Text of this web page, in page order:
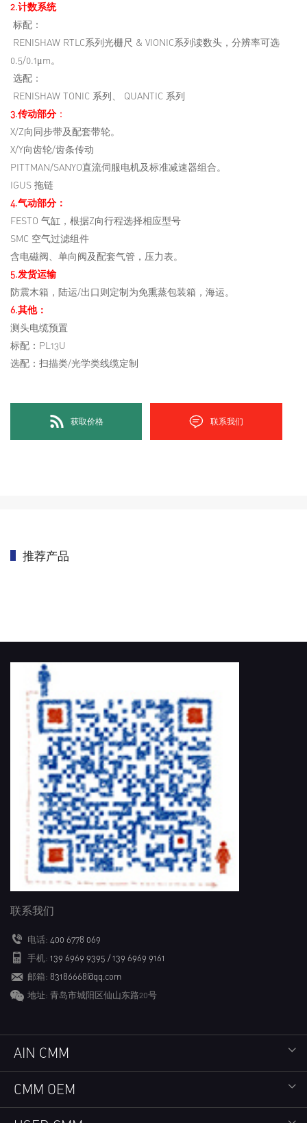
2.计数系统
标配：
RENISHAW RTLC系列光栅尺 & VIONIC系列读数头，分辨率可选
0.5/0.1μm。
选配：
RENISHAW TONIC 系列、 QUANTIC 系列
3.传动部分 ：
X/Z向同步带及配套带轮。
X/Y向齿轮/齿条传动
PITTMAN/SANYO直流伺服电机及标准减速器组合。
IGUS 拖链
4.气动部分：
FESTO 气缸，根据Z向行程选择相应型号
SMC 空气过滤组件
含电磁阀、单向阀及配套气管，压力表。
5.发货运输
防震木箱，陆运/出口则定制为免熏蒸包装箱，海运。
6.其他：
测头电缆预置
标配：PL13U
选配：扫描类/光学类线缆定制
获取价格 联系我们
推荐产品
联系我们
电话: 400 6778 069
手机: 139 6969 9395 / 139 6969 9161
邮箱: 83186668@qq.com
地址: 青岛市城阳区仙山东路20号
AIN CMM
CMM OEM